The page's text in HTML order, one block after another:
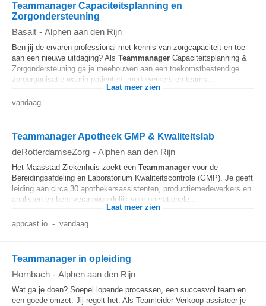
Teammanager Capaciteitsplanning en
Zorgondersteuning
Basalt - Alphen aan den Rijn
Ben jij de ervaren professional met kennis van zorgcapaciteit en toe
aan een nieuwe uitdaging? Als Teammanager Capaciteitsplanning &
Zorgondersteuning ga je meebouwen aan een toekomstbestendige
zorgorganisatie waarin patiënten, medewerkers en teams...
Laat meer zien
vandaag
Teammanager Apotheek GMP & Kwaliteitslab
deRotterdamseZorg - Alphen aan den Rijn
Het Maasstad Ziekenhuis zoekt een Teammanager voor de
Bereidingsafdeling en Laboratorium Kwaliteitscontrole (GMP). Je geeft
leiding aan circa 30 apothekersassistenten, productiemedewerkers en
analisten en bent verantwoordelijk voor operationele...
Laat meer zien
appcast.io - vandaag
Teammanager in opleiding
Hornbach - Alphen aan den Rijn
Wat ga je doen? Soepel lopende processen, een succesvol team en
een goede omzet. Jij regelt het. Als Teamleider Verkoop assisteer je